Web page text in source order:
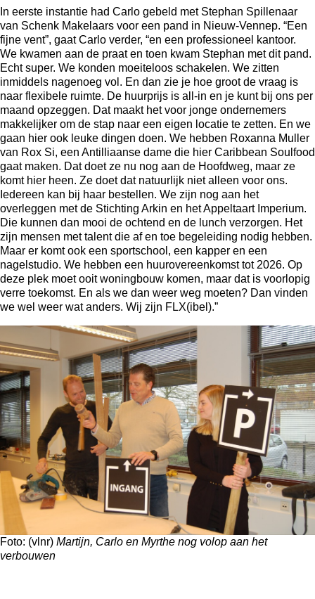
In eerste instantie had Carlo gebeld met Stephan Spillenaar
van Schenk Makelaars voor een pand in Nieuw-Vennep. “Een
fijne vent”, gaat Carlo verder, “en een professioneel kantoor.
We kwamen aan de praat en toen kwam Stephan met dit pand.
Echt super. We konden moeiteloos schakelen. We zitten
inmiddels nagenoeg vol. En dan zie je hoe groot de vraag is
naar flexibele ruimte. De huurprijs is all-in en je kunt bij ons per
maand opzeggen. Dat maakt het voor jonge ondernemers
makkelijker om de stap naar een eigen locatie te zetten. En we
gaan hier ook leuke dingen doen. We hebben Roxanna Muller
van Rox Si, een Antilliaanse dame die hier Caribbean Soulfood
gaat maken. Dat doet ze nu nog aan de Hoofdweg, maar ze
komt hier heen. Ze doet dat natuurlijk niet alleen voor ons.
Iedereen kan bij haar bestellen. We zijn nog aan het
overleggen met de Stichting Arkin en het Appeltaart Imperium.
Die kunnen dan mooi de ochtend en de lunch verzorgen. Het
zijn mensen met talent die af en toe begeleiding nodig hebben.
Maar er komt ook een sportschool, een kapper en een
nagelstudio. We hebben een huurovereenkomst tot 2026. Op
deze plek moet ooit woningbouw komen, maar dat is voorlopig
verre toekomst. En als we dan weer weg moeten? Dan vinden
we wel weer wat anders. Wij zijn FLX(ibel).”
Foto: (vlnr) Martijn, Carlo en Myrthe nog volop aan het
verbouwen